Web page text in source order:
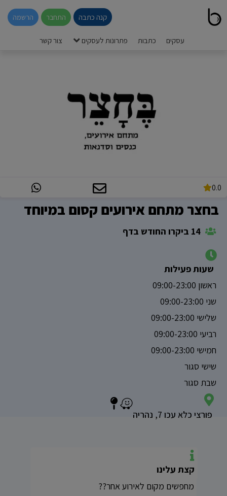
קנה כתבה התחבר הרשמה
עסקים כתבות פתרונות לעסקים צור קשר
0.0
בחצר מתחם אירועים קסום במיוחד
שעות פעילות
ראשון 09:00-23:00
שני 09:00-23:00
שלישי 09:00-23:00
רביעי 09:00-23:00
חמישי 09:00-23:00
שישי סגור
שבת סגור
פורצי כלא עכו 7, נהריה
קצת עלינו
מחפשים מקום לאירוע אחר??